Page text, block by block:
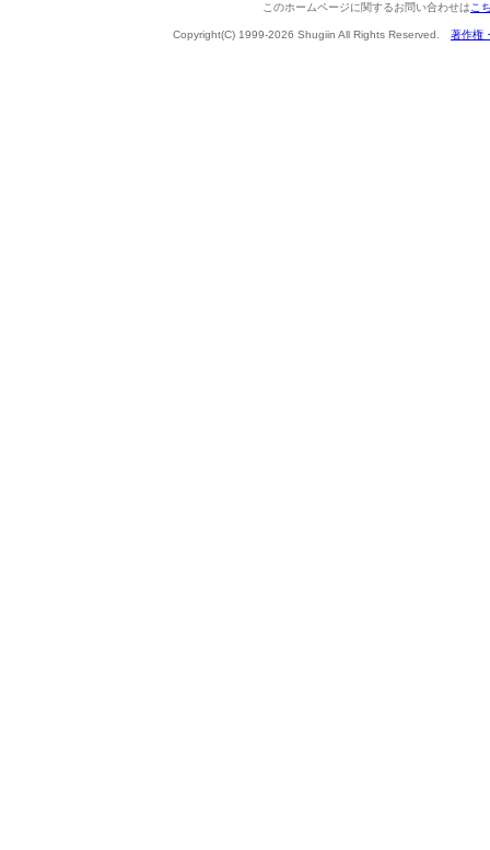
このホームページに関するお問い合わせは こ
Copyright(C) 1999-2026 Shugiin All Rights Reserved. 著作権